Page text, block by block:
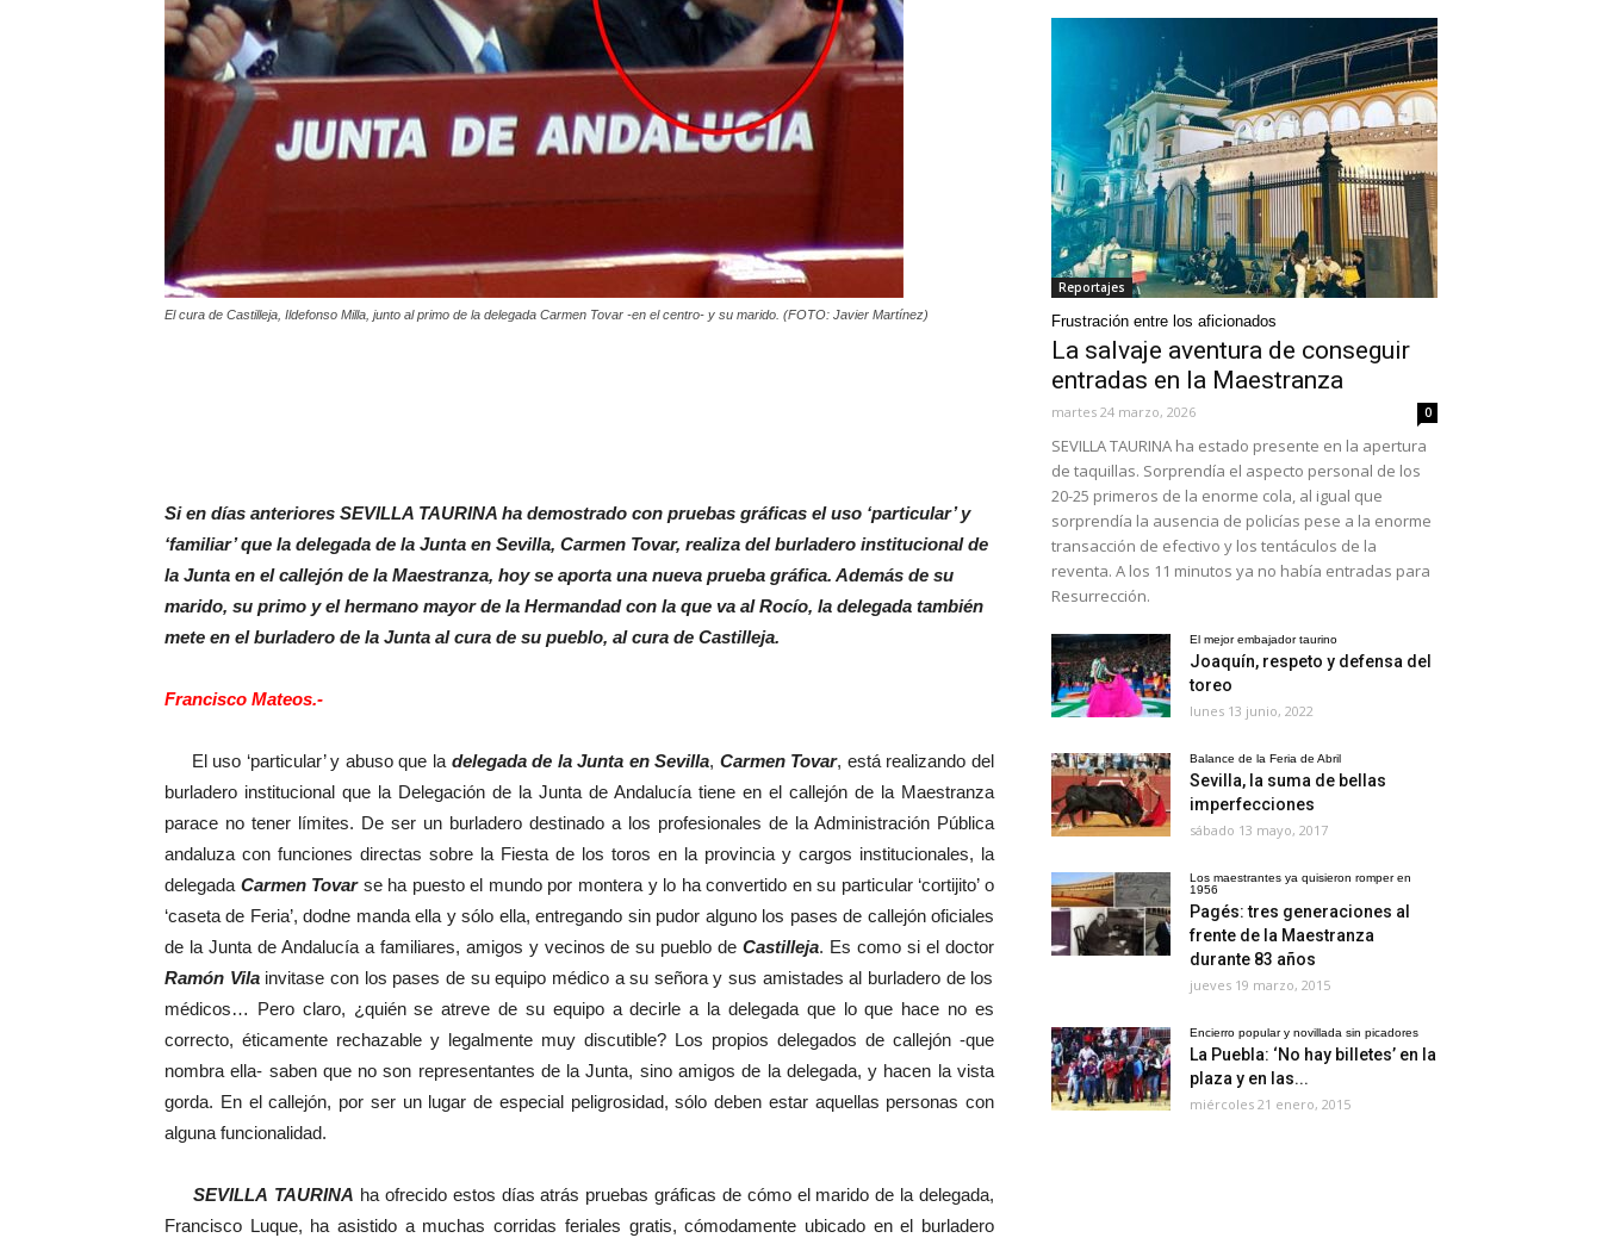
El cura de Castilleja, Ildefonso Milla, junto al primo de la delegada Carmen Tovar -en el centro- y su marido. (FOTO: Javier Martínez)
Si en días anteriores SEVILLA TAURINA ha demostrado con pruebas gráficas el uso ‘particular’ y
‘familiar’ que la delegada de la Junta en Sevilla, Carmen Tovar, realiza del burladero institucional de
la Junta en el callejón de la Maestranza, hoy se aporta una nueva prueba gráfica. Además de su
marido, su primo y el hermano mayor de la Hermandad con la que va al Rocío, la delegada también
mete en el burladero de la Junta al cura de su pueblo, al cura de Castilleja.
Francisco Mateos.-
El uso ‘particular’ y abuso que la delegada de la Junta en Sevilla, Carmen Tovar, está realizando del
burladero institucional que la Delegación de la Junta de Andalucía tiene en el callejón de la Maestranza
parace no tener límites. De ser un burladero destinado a los profesionales de la Administración Pública
andaluza con funciones directas sobre la Fiesta de los toros en la provincia y cargos institucionales, la
delegada Carmen Tovar se ha puesto el mundo por montera y lo ha convertido en su particular ‘cortijito’ o
‘caseta de Feria’, dodne manda ella y sólo ella, entregando sin pudor alguno los pases de callejón oficiales
de la Junta de Andalucía a familiares, amigos y vecinos de su pueblo deCastilleja. Es como si el doctor
Ramón Vilainvitase con los pases de su equipo médico a su señora y sus amistades al burladero de los
médicos… Pero claro, ¿quién se atreve de su equipo a decirle a la delegada que lo que hace no es
correcto, éticamente rechazable y legalmente muy discutible? Los propios delegados de callejón -que
nombra ella- saben que no son representantes de la Junta, sino amigos de la delegada, y hacen la vista
gorda. En el callejón, por ser un lugar de especial peligrosidad, sólo deben estar aquellas personas con
alguna funcionalidad.
SEVILLA TAURINA ha ofrecido estos días atrás pruebas gráficas de cómo el marido de la delegada,
Francisco Luque, ha asistido a muchas corridas feriales gratis, cómodamente ubicado en el burladero
Reportajes
Frustración entre los aficionados
La salvaje aventura de conseguir
entradas en la Maestranza
martes 24 marzo, 2026 0
SEVILLA TAURINA ha estado presente en la apertura
de taquillas. Sorprendía el aspecto personal de los
20-25 primeros de la enorme cola, al igual que
sorprendía la ausencia de policías pese a la enorme
transacción de efectivo y los tentáculos de la
reventa. A los 11 minutos ya no había entradas para
Resurrección.
El mejor embajador taurino
Joaquín, respeto y defensa del
toreo
lunes 13 junio, 2022
Balance de la Feria de Abril
Sevilla, la suma de bellas
imperfecciones
sábado 13 mayo, 2017
Los maestrantes ya quisieron romper en
1956
Pagés: tres generaciones al
frente de la Maestranza
durante 83 años
jueves 19 marzo, 2015
Encierro popular y novillada sin picadores
La Puebla: ‘No hay billetes’ en la
plaza y en las...
miércoles 21 enero, 2015